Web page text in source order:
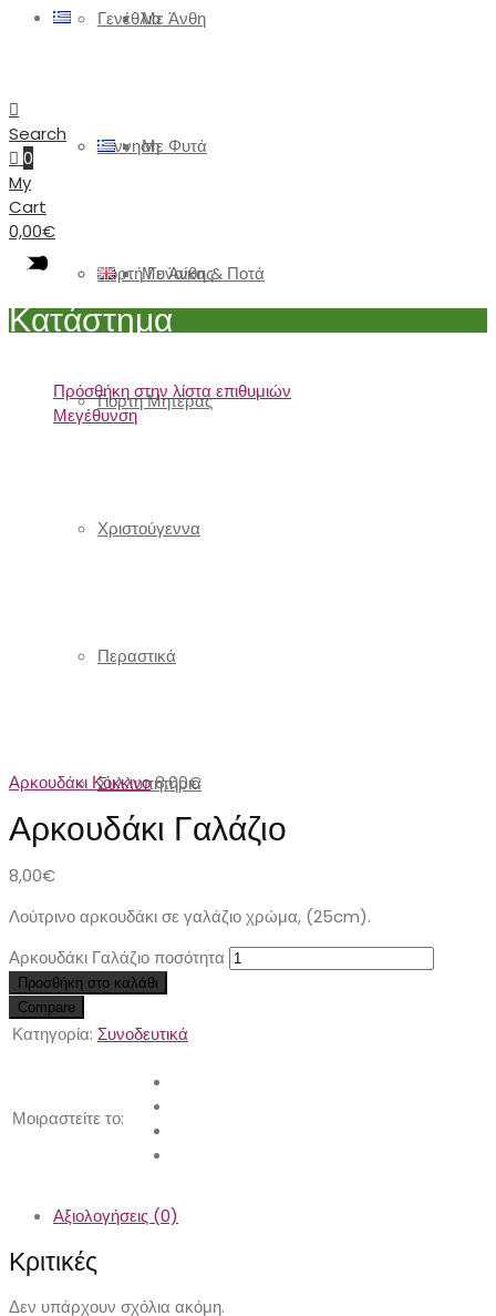
Με Άνθη
Με Φυτά
Με Άνθη & Ποτά
Γενέθλια
Γέννηση
Γιορτή Γυναίκας
Γιορτή Μητέρας
Χριστούγεννα
Περαστικά
Συλλυπητήρια
Search
0
My
Cart
0,00€
Κατάστημα
Πρόσθήκη στην λίστα επιθυμιών
Μεγέθυνση
Αρκουδάκι Κόκκινο8,00€
Αρκουδάκι Γαλάζιο
8,00€
Λούτρινο αρκουδάκι σε γαλάζιο χρώμα, (25cm).
Αρκουδάκι Γαλάζιο ποσότητα
Προσθήκη στο καλάθι
Compare
Κατηγορία: Συνοδευτικά
Μοιραστείτε το:
Αξιολογήσεις (0)
Κριτικές
Δεν υπάρχουν σχόλια ακόμη.